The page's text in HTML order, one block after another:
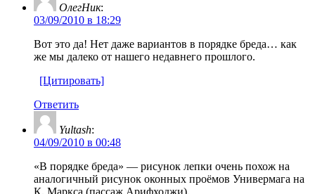
ОлегНик:
03/09/2010 в 18:29
Вот это да! Нет даже вариантов в порядке бреда… как
же мы далеко от нашего недавнего прошлого.
[Цитировать]
Ответить
Yultash:
04/09/2010 в 00:48
«В порядке бреда» — рисунок лепки очень похож на
аналогичный рисунок оконных проёмов Универмага на
К. Маркса (пассаж Арифходжи).